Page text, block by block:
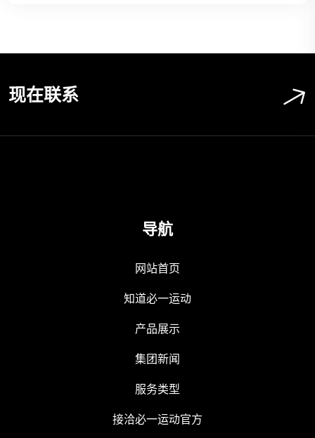
现在联系
导航
网站首页
知道必一运动
产品展示
集团新闻
服务类型
接洽必一运动官方